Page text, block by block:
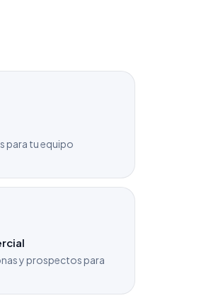
para tu equipo
y prospectos para